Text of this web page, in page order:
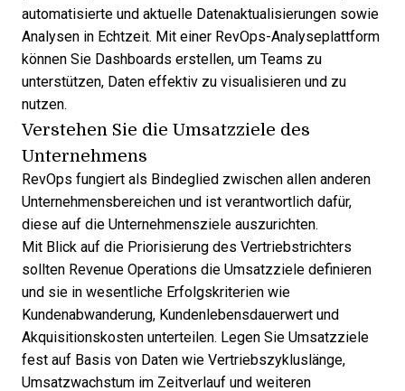
automatisierte und aktuelle Datenaktualisierungen sowie
Analysen in Echtzeit. Mit einer RevOps-Analyseplattform
können Sie Dashboards erstellen, um Teams zu
unterstützen, Daten effektiv zu visualisieren und zu
nutzen.
Verstehen Sie die Umsatzziele des
Unternehmens
RevOps fungiert als Bindeglied zwischen allen anderen
Unternehmensbereichen und ist verantwortlich dafür,
diese auf die Unternehmensziele auszurichten.
Mit Blick auf die Priorisierung des Vertriebstrichters
sollten Revenue Operations die Umsatzziele definieren
und sie in wesentliche Erfolgskriterien wie
Kundenabwanderung, Kundenlebensdauerwert und
Akquisitionskosten unterteilen. Legen Sie Umsatzziele
fest auf Basis von Daten wie Vertriebszykluslänge,
Umsatzwachstum im Zeitverlauf und weiteren